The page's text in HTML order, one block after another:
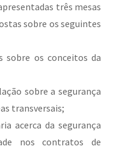
três mesas
sobre os seguintes
sobre os conceitos da
sobre a segurança
transversais;
acerca da segurança
nos contratos de